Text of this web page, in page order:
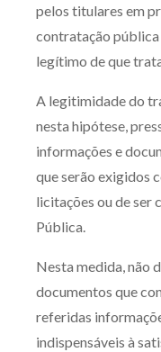
pelos titulares em
contratação
legítimo de que
A legitimidade do
nesta hipótese,
informações e
que serão exigidos
licitações ou de ser
Pública.
Nesta medida, não
documentos que
referidas
indispensáveis à